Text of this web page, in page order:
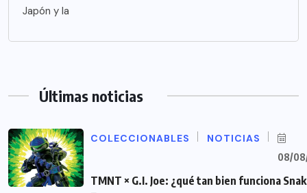
Japón y la
Últimas noticias
COLECCIONABLES NOTICIAS
08/
TMNT × G.I. Joe: ¿qué tan bien funciona